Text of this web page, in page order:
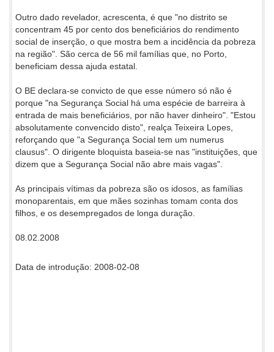
Outro dado revelador, acrescenta, é que "no distrito se
concentram 45 por cento dos beneficiários do rendimento
social de inserção, o que mostra bem a incidência da pobreza
na região". São cerca de 56 mil famílias que, no Porto,
beneficiam dessa ajuda estatal.
O BE declara-se convicto de que esse número só não é
porque "na Segurança Social há uma espécie de barreira à
entrada de mais beneficiários, por não haver dinheiro". "Estou
absolutamente convencido disto", realça Teixeira Lopes,
reforçando que "a Segurança Social tem um numerus
clausus". O dirigente bloquista baseia-se nas "instituições, que
dizem que a Segurança Social não abre mais vagas".
As principais vítimas da pobreza são os idosos, as famílias
monoparentais, em que mães sozinhas tomam conta dos
filhos, e os desempregados de longa duração.
08.02.2008
Data de introdução: 2008-02-08